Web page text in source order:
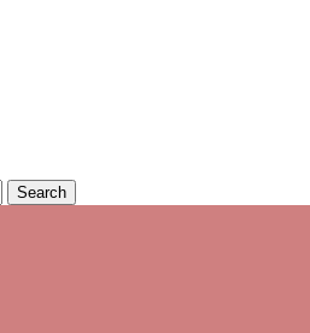
Search